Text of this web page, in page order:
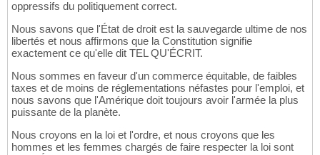
oppressifs du politiquement correct.
Nous savons que l'État de droit est la sauvegarde ultime de nos
libertés et nous affirmons que la Constitution signifie
exactement ce qu'elle dit TEL QU'ÉCRIT.
Nous sommes en faveur d'un commerce équitable, de faibles
taxes et de moins de réglementations néfastes pour l'emploi, et
nous savons que l'Amérique doit toujours avoir l'armée la plus
puissante de la planète.
Nous croyons en la loi et l'ordre, et nous croyons que les
hommes et les femmes chargés de faire respecter la loi sont